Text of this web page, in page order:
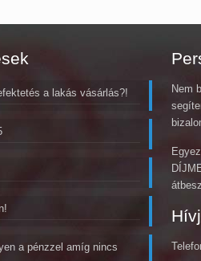
a lakás vásárlás?!
a pénzzel amíg nincs
Nem